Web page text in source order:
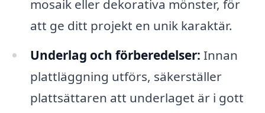
mosaik eller dekorativa mönster, för
att ge ditt projekt en unik karaktär.
Underlag och förberedelser: Innan
plattläggning utförs, säkerställer
plattsättaren att underlaget är i gott